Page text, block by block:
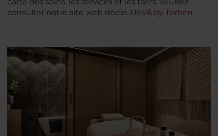
consulter notre site web dédié. USVA by Terhen